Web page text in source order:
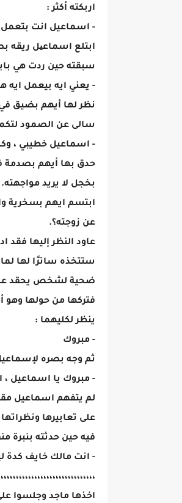
اربكته أكثر :
- اسماعيل انت بتعمل
ابتلع اسماعیل ريقه
سبقته حين ردت هي
- يعني ايه بيعمل ايه
نظر لها أيهم بضيق
سالى عن الصمود
- اسماعيل خطيبي ،
حدق بها أيهم بصدمة
بخجل لا يريد مواجهته.
ابتسم ايهم بسخرية
عن زوجته؟.
عاود النظر إليها
ستتخذه ساترًا لها
ضحية لشخص يحقد
فتركها من حولها وهو
ينظر لكليهما :
- مبروك
ثم وجه بصره
- مبروك يا اسماعيل ،
لم يتفهم اسماعيل
على تعابيرها
فيه حين حدثته بنبرة
- انت مالك خايف كدة
اخذها ماجد وجلسوا